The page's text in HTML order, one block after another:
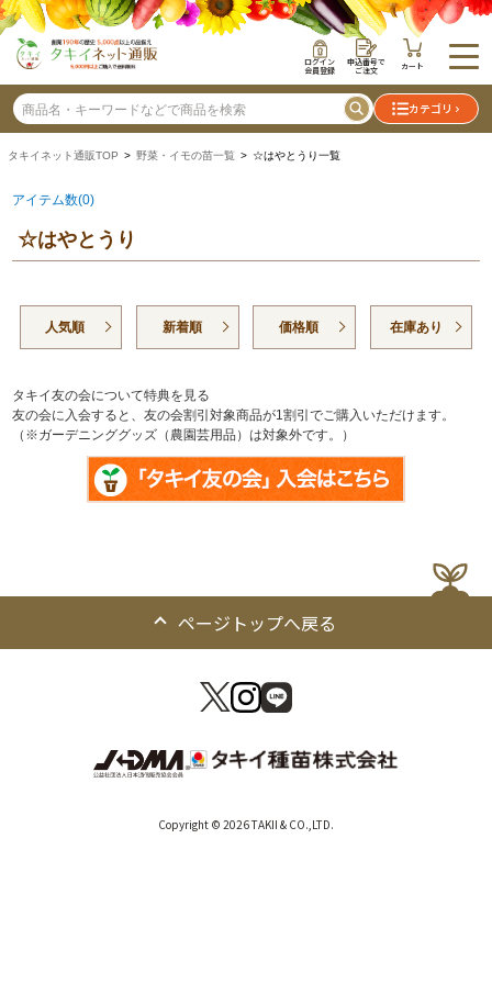
ログイン
会員登録
申込番号で
ご注文 カート
カテゴリ
タキイネット通販TOP > 野菜・イモの苗一覧 > ☆はやとうり一覧
アイテム数(0)
☆はやとうり
人気順 新着順 価格順 在庫あり
タキイ友の会について特典を見る
友の会に入会すると、友の会割引対象商品が1割引でご購入いただけます。
（※ガーデニンググッズ（農園芸用品）は対象外です。）
ページトップへ戻る
Copyright © 2026 TAKII & CO.,LTD.